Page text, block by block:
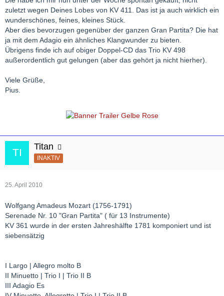
Une Soirée chez les Jacquin
zuletzt wegen Deines Lobes von KV 411. Das ist ja auch wirklich ein
wunderschönes, feines, kleines Stück.
Aber dies bevorzugen gegenüber der ganzen Gran Partita? Die hat
ja mit dem Adagio ein ähnliches Klangwunder zu bieten.
Übrigens finde ich auf obiger Doppel-CD das Trio KV 498
außerordentlich gut gelungen (aber das gehört ja nicht hierher).
Viele Grüße,
Pius.
Titan
INAKTIV
25. April 2010
Wolfgang Amadeus Mozart (1756-1791)
Serenade Nr. 10 "Gran Partita" ( für 13 Instrumente)
KV 361 wurde in der ersten Jahreshälfte 1781 komponiert und ist
siebensätzig
I Largo | Allegro molto B
II Minuetto | Trio I | Trio II B
III Adagio Es